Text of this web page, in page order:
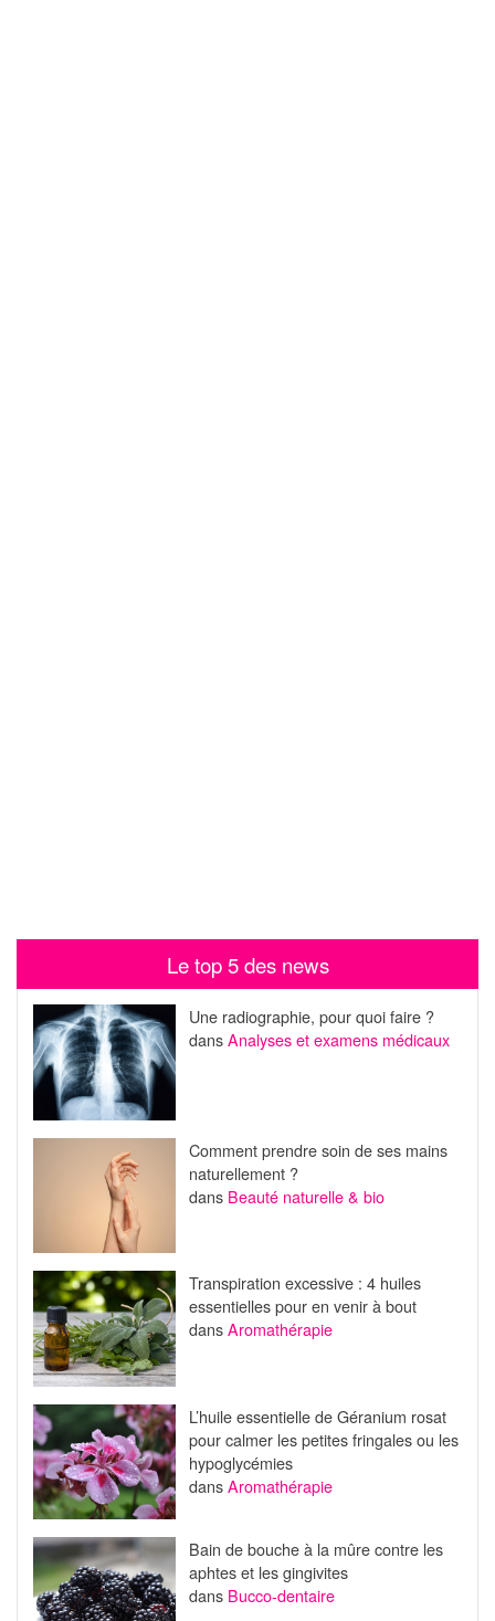
Le top 5 des news
Une radiographie, pour quoi faire ?
dansAnalyses et examens médicaux
Comment prendre soin de ses mains
naturellement ?
dans Beauté naturelle & bio
Transpiration excessive : 4 huiles
essentielles pour en venir à bout
dansAromathérapie
L’huile essentielle de Géranium rosat
pour calmer les petites fringales ou les
hypoglycémies
dansAromathérapie
Bain de bouche à la mûre contre les
aphtes et les gingivites
dans Bucco-dentaire